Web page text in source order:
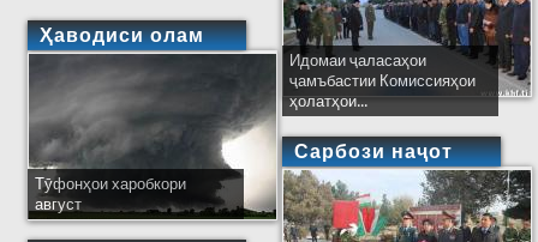
Ҳаводиси олам
Тӯфонҳои харобкори
август
Идомаи ҷаласаҳои
ҷамъбастии Комиссияҳои
ҳолатҳои...
Сарбози наҷот